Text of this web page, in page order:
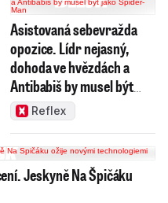
Asistovaná sebevražda
opozice. Lídr nejasný,
dohoda ve hvězdách a
Antibabiš by musel být
jako Spider-Man
Reflex
Jeskyně Na Špičáku